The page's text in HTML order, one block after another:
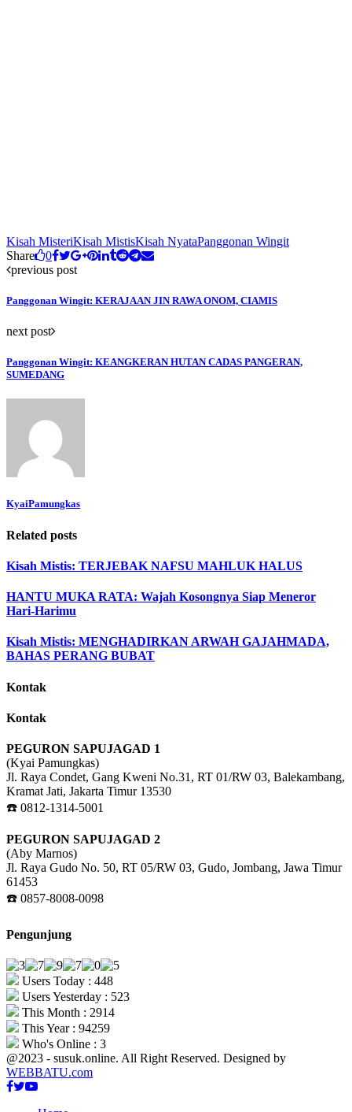
Kisah MisteriKisah MistisKisah NyataPanggonan Wingit
Share
0
previous post
Panggonan Wingit: KERAJAAN JIN RAWA ONOM, CIAMIS
next post
Panggonan Wingit: KEANGKERAN HUTAN CADAS PANGERAN,
SUMEDANG
KyaiPamungkas
Related posts
Kisah Mistis: TERJEBAK NAFSU MAHLUK HALUS
HANTU MUKA RATA: Wajah Kosongnya Siap Meneror
Hari-Harimu
Kisah Mistis: MENGHADIRKAN ARWAH GAJAHMADA,
BAHAS PERANG BUBAT
Kontak
Kontak
PEGURON SAPUJAGAD 1
(Kyai Pamungkas)
Jl. Raya Condet, Gang Kweni No.31, RT 01/RW 03, Balekambang,
Kramat Jati, Jakarta Timur 13530
☎️ 0812-1314-5001
PEGURON SAPUJAGAD 2
(Aby Marnos)
Jl. Raya Gudo No. 50, RT 05/RW 03, Gudo, Jombang, Jawa Timur
61453
☎️ 0857-8008-0098
Pengunjung
Users Today : 448
Users Yesterday : 523
This Month : 2914
This Year : 94259
Who's Online : 3
@2023 - susuk.online. All Right Reserved. Designed by
WEBBATU.com
Facebook
Twitter
Youtube